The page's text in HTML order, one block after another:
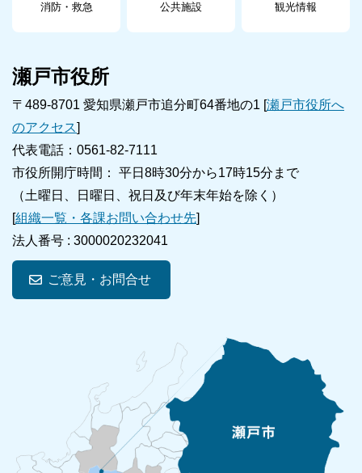
消防・救急 公共施設 観光情報
瀬戸市役所
〒489-8701 愛知県瀬戸市追分町64番地の1 [瀬戸市役所へ
のアクセス]
代表電話：0561-82-7111
市役所開庁時間： 平日8時30分から17時15分まで
（土曜日、日曜日、祝日及び年末年始を除く）
[組織一覧・各課お問い合わせ先]
法人番号 : 3000020232041
ご意見・お問合せ